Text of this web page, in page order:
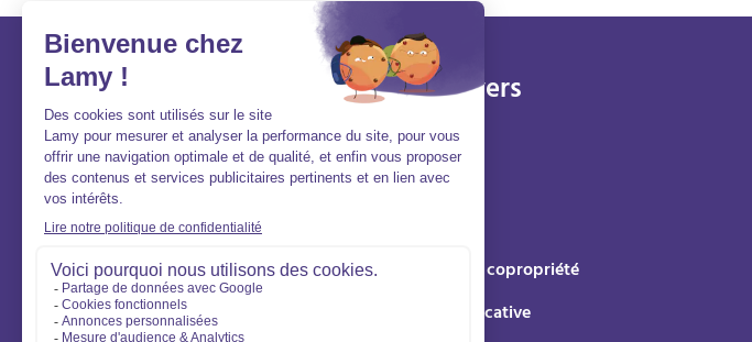
Lamy et vous
Aide et contact
FAQ
Qui sommes-nous ?
Nous rejoindre
Aller vers
Acheter
Louer
Syndic de copropriété
Gestion locative